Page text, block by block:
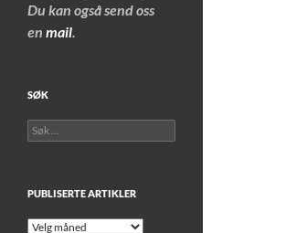
Du kan også send oss
en mail.
SØK
Søk
etter:
PUBLISERTE ARTIKLER
Publiserte